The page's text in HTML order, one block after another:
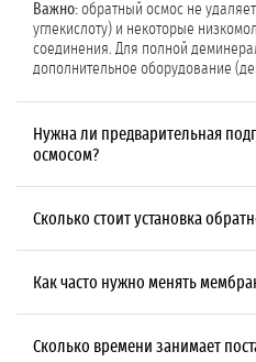
Важно: обратный осмос не
углекислоту) и некоторые
соединения. Для полной
дополнительное оборудование
Нужна ли предварительная
осмосом?
Да, предварительная подготовка
Основные этапы подготовки:
механическая фильтрация
обезжелезивание и
марганца);
сорбция(угольные фильтры
умягчение(ионный обмен или
Сколько стоит установка
«ГидроСервис» не рассчитывает
договор на водоснабжение
послеанализа исходной воды ,
Как часто нужно менять
Средний срок службы мембран от
предварительной подготовки.
Сколько времени занимает